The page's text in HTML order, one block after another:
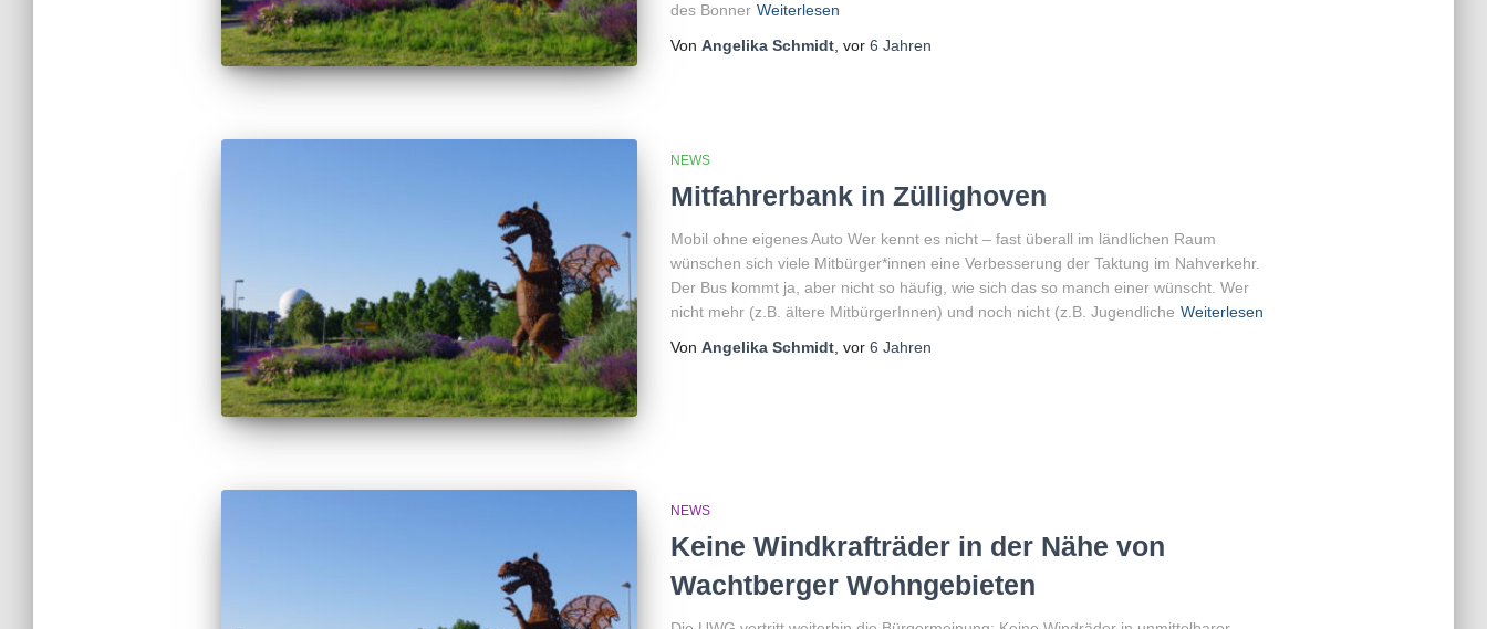
des Bonner Weiterlesen
Von Angelika Schmidt, vor 6 Jahren
NEWS
Mitfahrerbank in Züllighoven
Mobil ohne eigenes Auto Wer kennt es nicht – fast überall im ländlichen Raum
wünschen sich viele Mitbürger*innen eine Verbesserung der Taktung im Nahverkehr.
Der Bus kommt ja, aber nicht so häufig, wie sich das so manch einer wünscht. Wer
nicht mehr (z.B. ältere MitbürgerInnen) und noch nicht (z.B. Jugendliche Weiterlesen
Von Angelika Schmidt, vor 6 Jahren
NEWS
Keine Windkrafträder in der Nähe von
Wachtberger Wohngebieten